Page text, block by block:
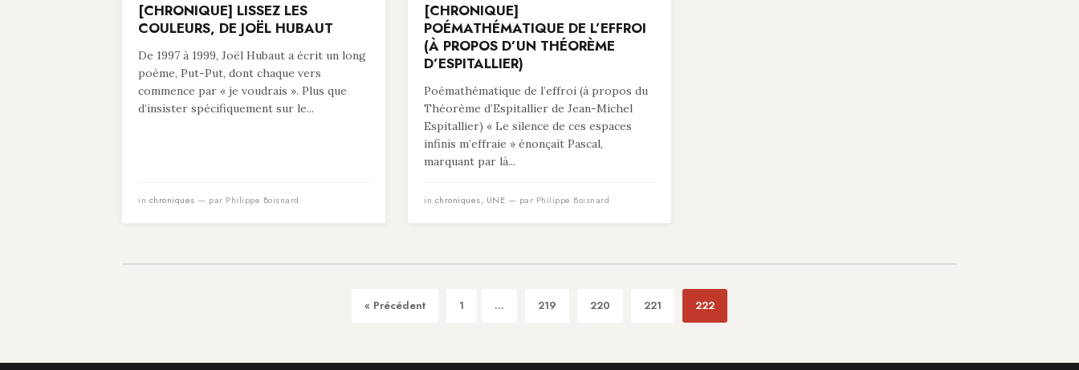
[CHRONIQUE] LISSEZ LES
COULEURS, DE JOËL HUBAUT
De 1997 à 1999, Joël Hubaut a écrit un long
poème, Put-Put, dont chaque vers
commence par « je voudrais ». Plus que
d’insister spécifiquement sur le...
in chroniques — par Philippe Boisnard
[CHRONIQUE]
POÉMATHÉMATIQUE DE L’EFFROI
(À PROPOS D’UN THÉORÈME
D’ESPITALLIER)
Poémathématique de l’effroi (à propos du
Théorème d’Espitallier de Jean-Michel
Espitallier) « Le silence de ces espaces
infinis m’effraie » énonçait Pascal,
marquant par là...
in chroniques, UNE — par Philippe Boisnard
« Précédent 1 ... 219 220 221 222